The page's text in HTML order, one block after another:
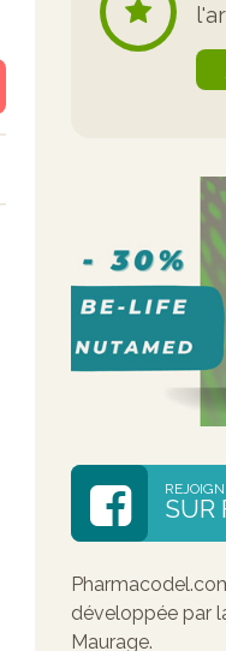
SUR
développée par
Maurage.